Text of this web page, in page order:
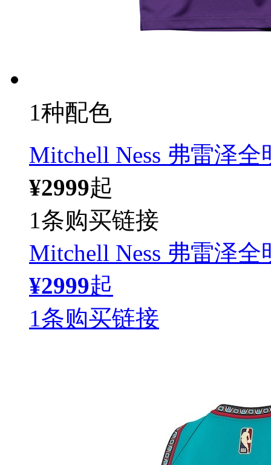
1种配色
Mitchell Ness 弗雷泽
¥2999起
1条购买链接
Mitchell Ness 弗雷泽
¥2999起
1条购买链接